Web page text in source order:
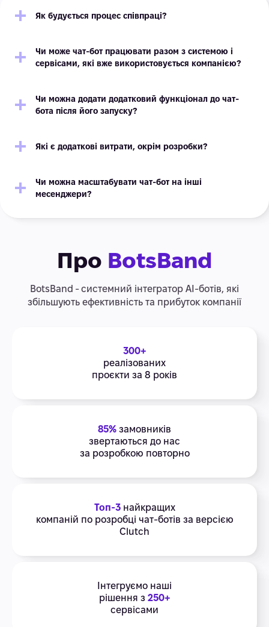
Як будується процес співпраці?
Чи може чат-бот працювати разом з системою і
сервісами, які вже використовується компанією?
Чи можна додати додатковий функціонал до чат-
бота після його запуску?
Які є додаткові витрати, окрім розробки?
Чи можна масштабувати чат-бот на інші
месенджери?
Про BotsBand
BotsBand - системний інтегратор АІ-ботів, які
збільшують ефективність та прибуток компанії
300+
реалізованих
проєкти за 8 років
85% замовників
звертаються до нас
за розробкою повторно
Топ-3найкращих
компаній по розробці чат-ботів за версією
Clutch
Інтегруємо наші
рішення з 250+
сервісами